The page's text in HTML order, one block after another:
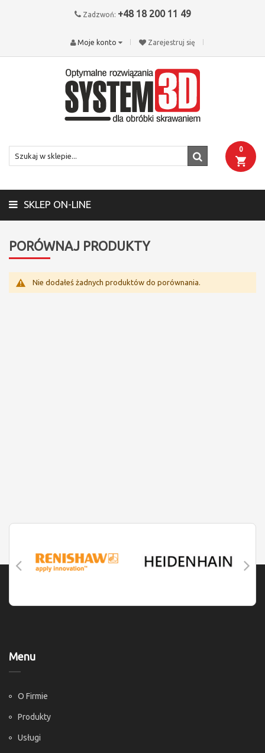
Zadzwoń: +48 18 200 11 49
Zarejestruj się
Moje konto
0
SKLEP ON-LINE
PORÓWNAJ PRODUKTY
Nie dodałeś żadnych produktów do porównania.
Menu
O Firmie
Produkty
Usługi